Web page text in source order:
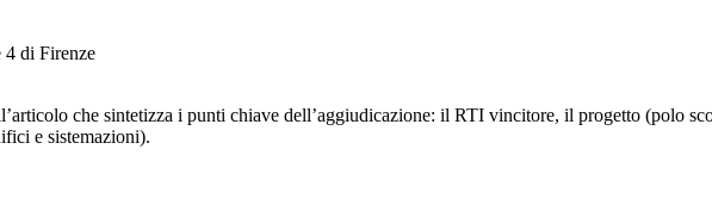
4 di Firenze
che sintetizza i punti chiave dell’aggiudicazione: il RTI vincitore, il progetto (polo
e sistemazioni).